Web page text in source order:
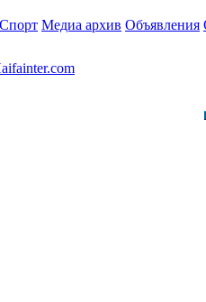
Спорт Медиа архив Объявления